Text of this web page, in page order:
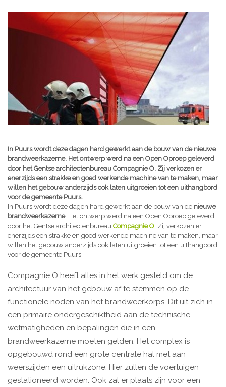
In Puurs wordt deze dagen hard gewerkt aan de bouw van de nieuwe
brandweerkazerne. Het ontwerp werd na een Open Oproep geleverd
door het Gentse architectenbureau Compagnie O. Zij verkozen er
enerzijds een strakke en goed werkende machine van te maken, maar
willen het gebouw anderzijds ook laten uitgroeien tot een uithangbord
voor de gemeente Puurs.
In Puurs wordt deze dagen hard gewerkt aan de bouw van de nieuwe
brandweerkazerne. Het ontwerp werd na een Open Oproep geleverd
door het Gentse architectenbureau Compagnie O. Zij verkozen er
enerzijds een strakke en goed werkende machine van te maken, maar
willen het gebouw anderzijds ook laten uitgroeien tot een uithangbord
voor de gemeente Puurs.
Compagnie O heeft alles in het werk gesteld om de
architectuur van het gebouw af te stemmen op de
functionele noden van het brandweerkorps. Dit uit zich in
een primaire ondergeschiktheid aan de technische
wetmatigheden en bepalingen die in een
brandweerkazerne moeten gelden. Het complex is
opgebouwd rond een grote centrale hal met aan
weerszijden een uitrukzone. Hier zullen de voertuigen
gestationeerd worden. Ook zal er plaats zijn voor een